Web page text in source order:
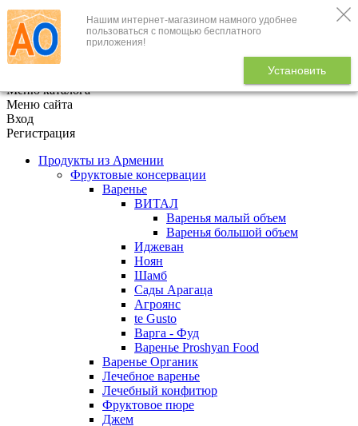
Нашим интернет-магазином намного удобнее
пользоваться с помощью бесплатного
приложения!
Установить
+7 (495) 646-888-1
В корзине
Меню каталога
Меню сайта
Вход
Регистрация
Продукты из Армении
Фруктовые консервации
Варенье
ВИТАЛ
Варенья малый объем
Варенья большой объем
Иджеван
Ноян
Шамб
Сады Арагаца
Агроянс
te Gusto
Варга - Фуд
Варенье Proshyan Food
Варенье Органик
Лечебное варенье
Лечебный конфитюр
Фруктовое пюре
Джем